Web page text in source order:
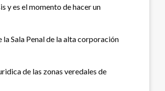
y es el momento de hacer un
Sala Penal de la alta corporación
de las zonas veredales de